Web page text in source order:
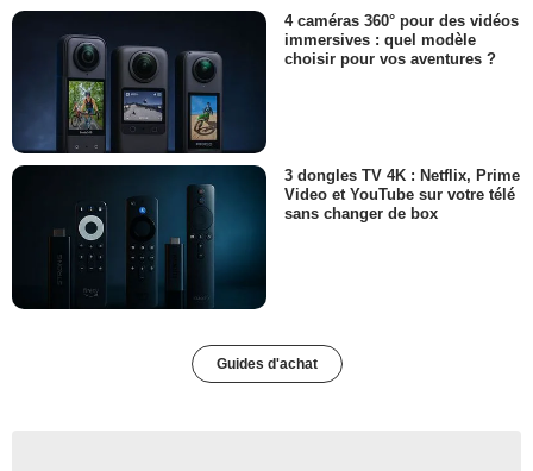
4 caméras 360° pour des vidéos
immersives : quel modèle
choisir pour vos aventures ?
3 dongles TV 4K : Netflix, Prime
Video et YouTube sur votre télé
sans changer de box
Guides d'achat